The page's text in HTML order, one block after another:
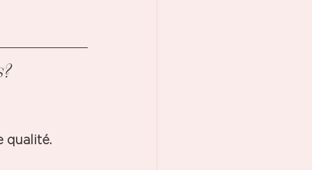
qualité.